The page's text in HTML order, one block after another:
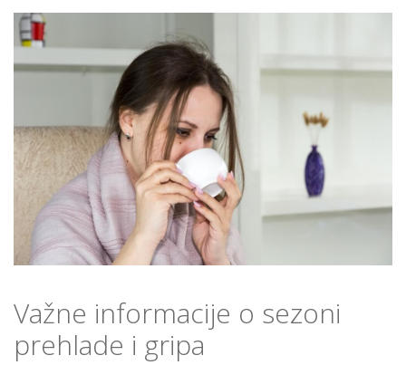
Važne informacije o sezoni
prehlade i gripa